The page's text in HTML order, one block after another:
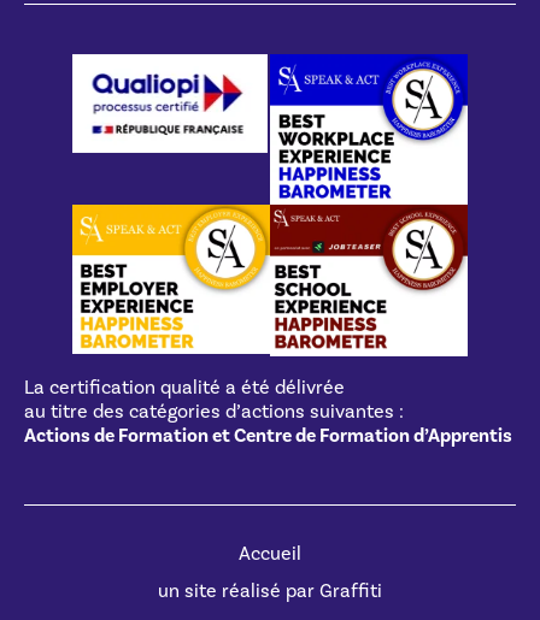
La certification qualité a été délivrée
au titre des catégories d’actions suivantes :
Actions de Formation et Centre de Formation d’Apprentis
Accueil
un site réalisé par Graffiti